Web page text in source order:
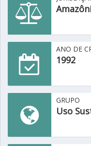
ANO DE
1992
GRUPO
Uso